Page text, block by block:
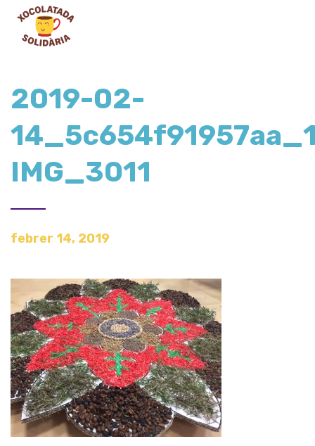
2019-02-
IMG_3011
febrer 14, 2019